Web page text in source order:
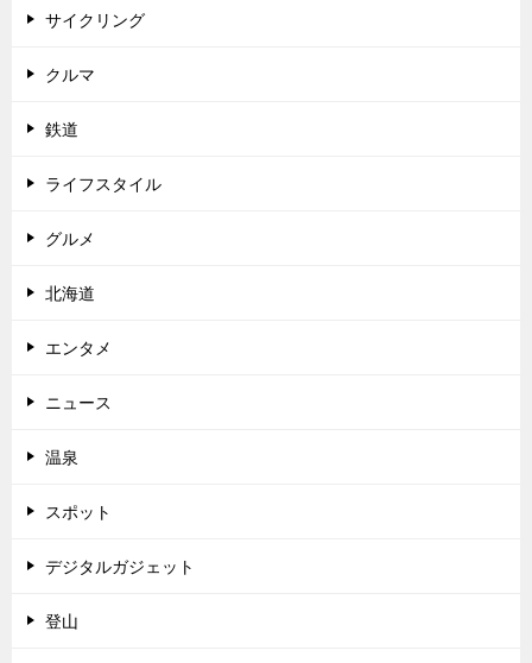
サイクリング
クルマ
鉄道
ライフスタイル
グルメ
北海道
エンタメ
ニュース
温泉
スポット
デジタルガジェット
登山